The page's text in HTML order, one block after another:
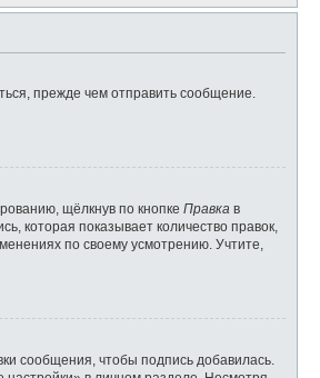
прежде чем отправить сообщение.
щёлкнув по кнопке Правка в
которая показывает количество правок,
по своему усмотрению. Учтите,
сообщения, чтобы подпись добавилась.